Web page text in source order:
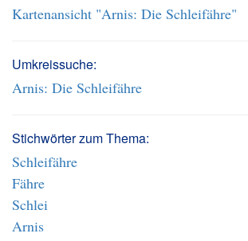
Kartenansicht "Arnis: Die Schleifähre"
Umkreissuche:
Arnis: Die Schleifähre
Stichwörter zum Thema:
Schleifähre
Fähre
Schlei
Arnis